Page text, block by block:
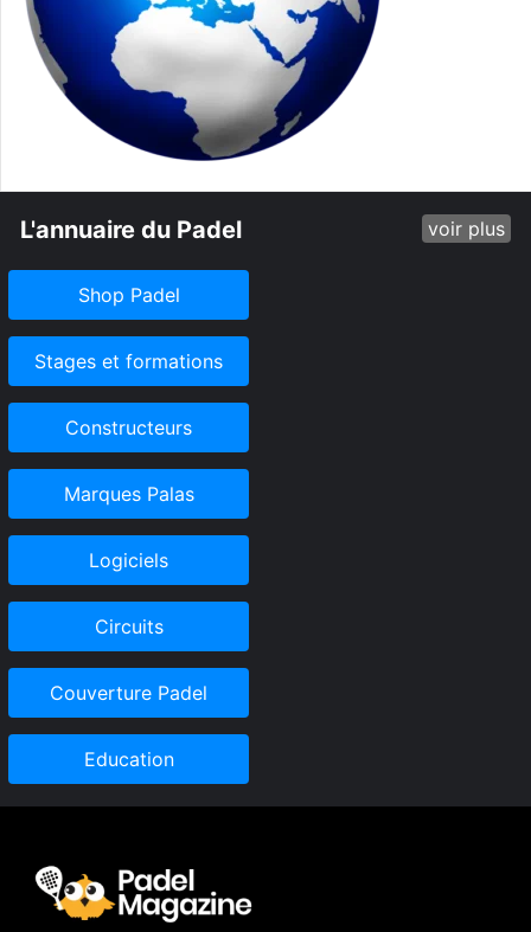
L'annuaire du Padel voir plus
Shop Padel
Stages et formations
Constructeurs
Marques Palas
Logiciels
Circuits
Couverture Padel
Education